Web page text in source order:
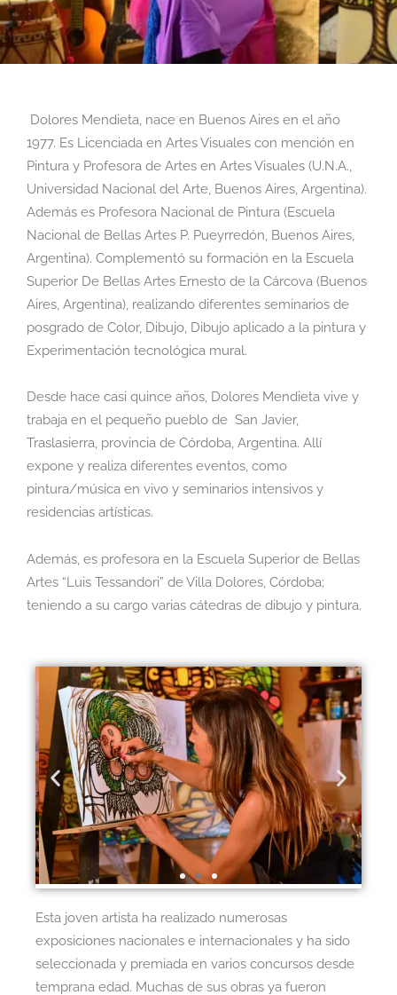
Dolores Mendieta, nace en Buenos Aires en el año
1977. Es Licenciada en Artes Visuales con mención en
Pintura y Profesora de Artes en Artes Visuales (U.N.A.,
Universidad Nacional del Arte, Buenos Aires, Argentina).
Además es Profesora Nacional de Pintura (Escuela
Nacional de Bellas Artes P. Pueyrredón, Buenos Aires,
Argentina). Complementó su formación en la Escuela
Superior De Bellas Artes Ernesto de la Cárcova (Buenos
Aires, Argentina), realizando diferentes seminarios de
posgrado de Color, Dibujo, Dibujo aplicado a la pintura y
Experimentación tecnológica mural.
Desde hace casi quince años, Dolores Mendieta vive y
trabaja en el pequeño pueblo de San Javier,
Traslasierra, provincia de Córdoba, Argentina. Allí
expone y realiza diferentes eventos, como
pintura/música en vivo y seminarios intensivos y
residencias artísticas.
Además, es profesora en la Escuela Superior de Bellas
Artes “Luis Tessandori” de Villa Dolores, Córdoba;
teniendo a su cargo varias cátedras de dibujo y pintura.
Esta joven artista ha realizado numerosas
exposiciones nacionales e internacionales y ha sido
seleccionada y premiada en varios concursos desde
temprana edad. Muchas de sus obras ya fueron